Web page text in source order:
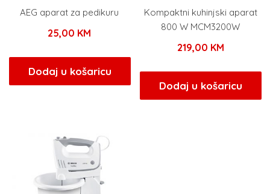
AEG aparat za pedikuru
25,00 KM
Dodaj u košaricu
Kompaktni kuhinjski aparat
800 W MCM3200W
219,00 KM
Dodaj u košaricu